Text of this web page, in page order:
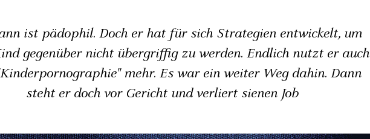
ist pädophil. Doch er hat für sich Strategien entwickelt, um
gegenüber nicht übergriffig zu werden. Endlich nutzt er auch
mehr. Es war ein weiter Weg dahin. Dann
steht er doch vor Gericht und verliert sienen Job